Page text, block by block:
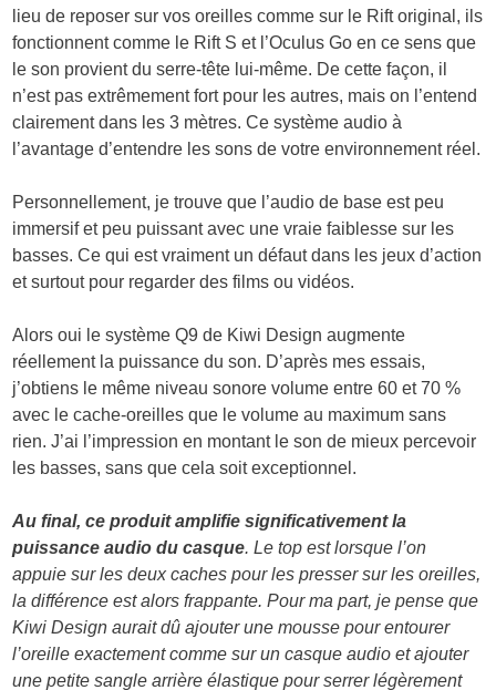
lieu de reposer sur vos oreilles comme sur le Rift original, ils
fonctionnent comme le Rift S et l’Oculus Go en ce sens que
le son provient du serre-tête lui-même. De cette façon, il
n’est pas extrêmement fort pour les autres, mais on l’entend
clairement dans les 3 mètres. Ce système audio à
l’avantage d’entendre les sons de votre environnement réel.
Personnellement, je trouve que l’audio de base est peu
immersif et peu puissant avec une vraie faiblesse sur les
basses. Ce qui est vraiment un défaut dans les jeux d’action
et surtout pour regarder des films ou vidéos.
Alors oui le système Q9 de Kiwi Design augmente
réellement la puissance du son. D’après mes essais,
j’obtiens le même niveau sonore volume entre 60 et 70 %
avec le cache-oreilles que le volume au maximum sans
rien. J’ai l’impression en montant le son de mieux percevoir
les basses, sans que cela soit exceptionnel.
Au final, ce produit amplifie significativement la
puissance audio du casque. Le top est lorsque l’on
appuie sur les deux caches pour les presser sur les oreilles,
la différence est alors frappante. Pour ma part, je pense que
Kiwi Design aurait dû ajouter une mousse pour entourer
l’oreille exactement comme sur un casque audio et ajouter
une petite sangle arrière élastique pour serrer légèrement